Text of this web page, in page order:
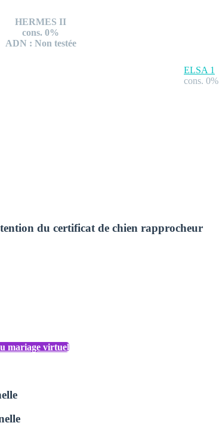
HERMES II
cons. 0%
ADN : Non testée
ELSA 1
cons. 0%
du certificat de chien rapprocheur
mariage virtuel